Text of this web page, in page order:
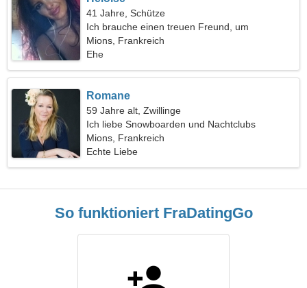
41 Jahre, Schütze
Ich brauche einen treuen Freund, um
zusammen zu reisen
Mions, Frankreich
Ehe
Romane
59 Jahre alt, Zwillinge
Ich liebe Snowboarden und Nachtclubs
Mions, Frankreich
Echte Liebe
So funktioniert FraDatingGo